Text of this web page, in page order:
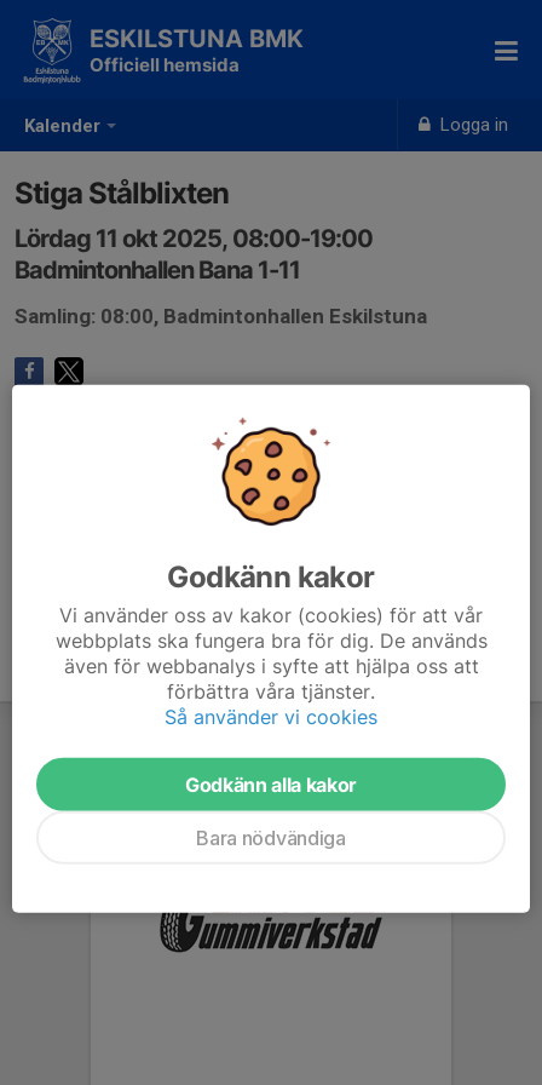
Kalender Logga in
ESKILSTUNA BMK
Officiell hemsida
Stiga Stålblixten
Lördag 11 okt 2025, 08:00-19:00
Badmintonhallen Bana 1-11
Samling: 08:00, Badmintonhallen Eskilstuna
Godkänn kakor
Vi använder oss av kakor (cookies) för att vår
webbplats ska fungera bra för dig. De används
även för webbanalys i syfte att hjälpa oss att
förbättra våra tjänster.
Så använder vi cookies
Godkänn alla kakor
Bara nödvändiga